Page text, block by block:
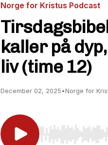
Norge for Kristus Podcast
kaller på
liv (time 12)
December 02, 2025•Norge for
Use Left/Right to